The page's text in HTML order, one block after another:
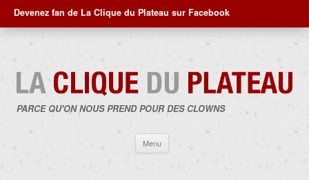
Devenez fan de La Clique du Plateau sur Facebook
PARCE QU'ON NOUS PREND POUR DES CLOWNS
Menu
contenu